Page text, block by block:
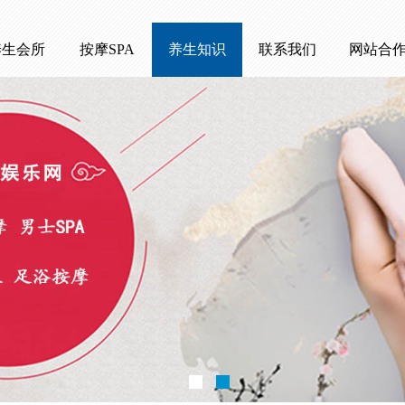
会所 按摩SPA 养生知识 联系我们 网站合